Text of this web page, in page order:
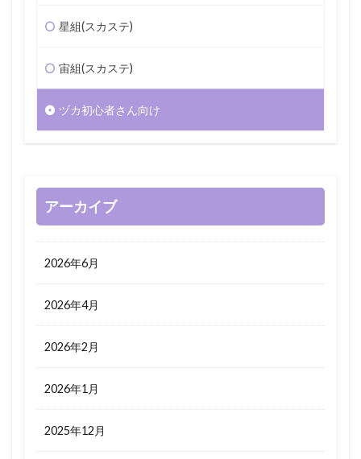
星組(スカステ)
宙組(スカステ)
ヅカ初心者さん向け
アーカイブ
2026年6月
2026年4月
2026年2月
2026年1月
2025年12月